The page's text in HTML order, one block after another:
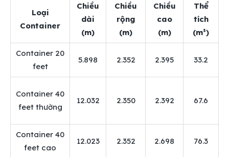
Loại
Container
Chiều
dài
(m)
Chiều
rộng
(m)
Chiều
cao
(m)
Thể
tích
(m³)
Container 20
feet
5.898 2.352 2.395 33.2
Container 40
feet thường
12.032 2.350 2.392 67.6
Container 40
feet cao
12.023 2.352 2.698 76.3